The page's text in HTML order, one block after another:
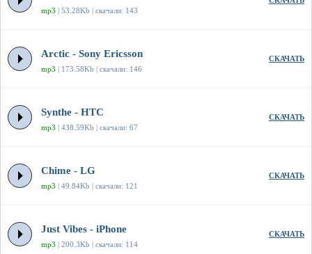
mp3 | 53.28Kb | скачали: 143
Arctic - Sony Ericsson
mp3 | 173.58Kb | скачали: 146
СКАЧАТЬ
Synthe - HTC
mp3 | 438.59Kb | скачали: 67
СКАЧАТЬ
Chime - LG
mp3 | 49.84Kb | скачали: 121
СКАЧАТЬ
Just Vibes - iPhone
mp3 | 200.3Kb | скачали: 114
СКАЧАТЬ